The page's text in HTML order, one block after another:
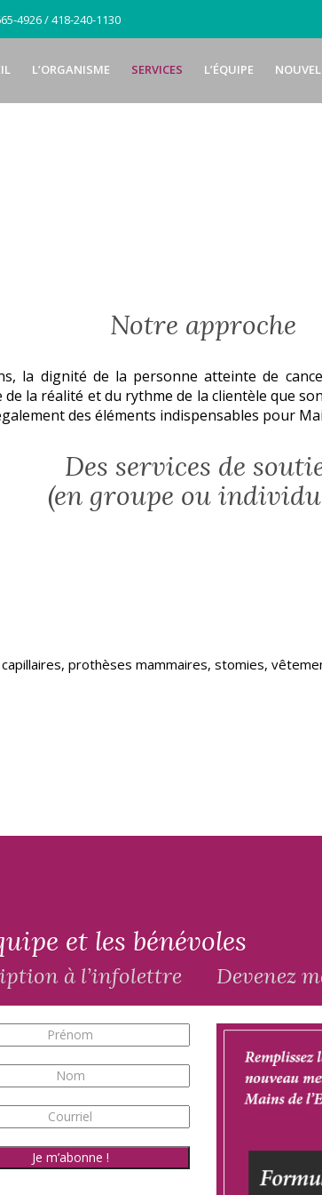
4926 / 418-240-1130
L’ORGANISME SERVICES L’ÉQUIPE
Notre approche
la dignité de la personne atteinte de
la réalité et du rythme de la clientèle que
des éléments indispensables pour
Des services de
(en groupe ou
prothèses mammaires, stomies,
et les bénévoles
à l’infolettre Devenez